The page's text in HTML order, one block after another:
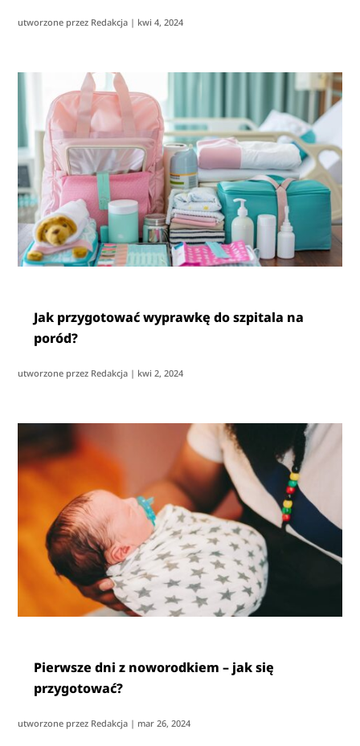
utworzone przez Redakcja | kwi 4, 2024
Jak przygotować wyprawkę do szpitala na
poród?
utworzone przez Redakcja | kwi 2, 2024
Pierwsze dni z noworodkiem – jak się
przygotować?
utworzone przez Redakcja | mar 26, 2024